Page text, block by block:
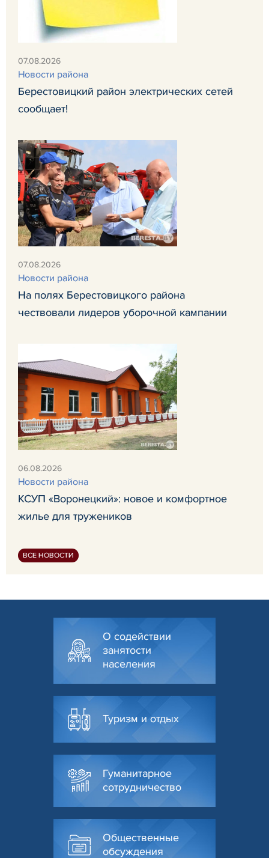
07.08.2026
Новости района
Берестовицкий район электрических сетей
сообщает!
07.08.2026
Новости района
На полях Берестовицкого района
чествовали лидеров уборочной кампании
06.08.2026
Новости района
КСУП «Воронецкий»: новое и комфортное
жилье для тружеников
ВСЕ НОВОСТИ
О содействии
занятости
населения
Туризм и отдых
Гуманитарное
сотрудничество
Общественные
обсуждения